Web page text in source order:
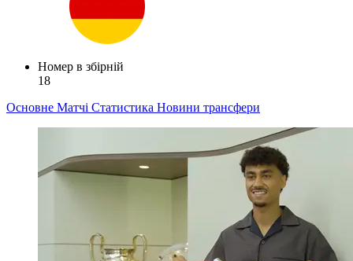
Номер в збірній
18
Основне Матчі Статистика Новини трансфери